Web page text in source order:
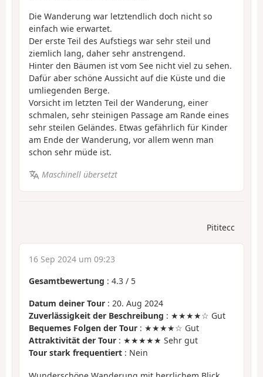
Die Wanderung war letztendlich doch nicht so
einfach wie erwartet.
Der erste Teil des Aufstiegs war sehr steil und
ziemlich lang, daher sehr anstrengend.
Hinter den Bäumen ist vom See nicht viel zu sehen.
Dafür aber schöne Aussicht auf die Küste und die
umliegenden Berge.
Vorsicht im letzten Teil der Wanderung, einer
schmalen, sehr steinigen Passage am Rande eines
sehr steilen Geländes. Etwas gefährlich für Kinder
am Ende der Wanderung, vor allem wenn man
schon sehr müde ist.
Maschinell übersetzt
Pititecc
16 Sep 2024 um 09:23
Gesamtbewertung : 4.3 / 5
Datum deiner Tour : 20. Aug 2024
Zuverlässigkeit der Beschreibung : ★★★★☆ Gut
Bequemes Folgen der Tour : ★★★★☆ Gut
Attraktivität der Tour : ★★★★★ Sehr gut
Tour stark frequentiert : Nein